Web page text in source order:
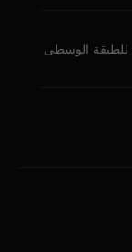
للطبقة الوسطى